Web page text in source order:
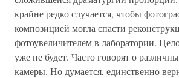
крайне редко случается, чтобы
композицией могла спасти
фотоувеличителем в лаборатории.
уже не будет. Часто говорят о
камеры. Но думается, единственно